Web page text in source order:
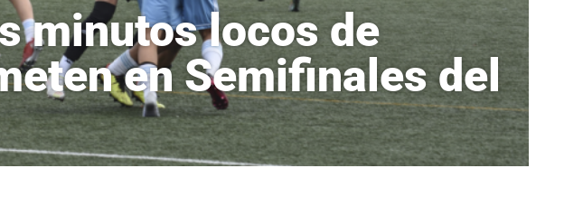
minutos locos de
en Semifinales del